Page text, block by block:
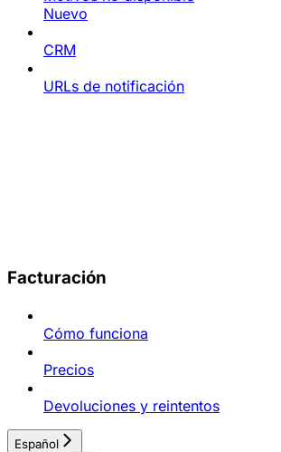
Nuevo
CRM
URLs de notificación
Facturación
Cómo funciona
Precios
Devoluciones y reintentos
Español